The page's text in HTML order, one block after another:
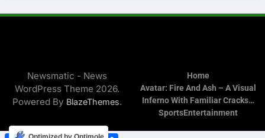
Newsmatic - News
WordPress Theme 2026.
Powered By BlazeThemes.
Home
Avatar: Fire And Ash – A Visual
Inferno With Familiar Cracks…
SportsEntertainment